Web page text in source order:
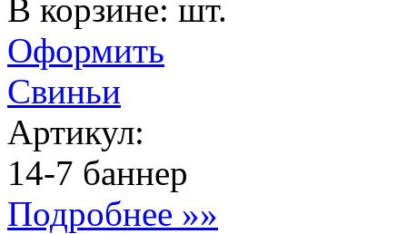
В корзине: шт.
Оформить
Свиньи
Артикул:
14-7 баннер
Подробнее »»